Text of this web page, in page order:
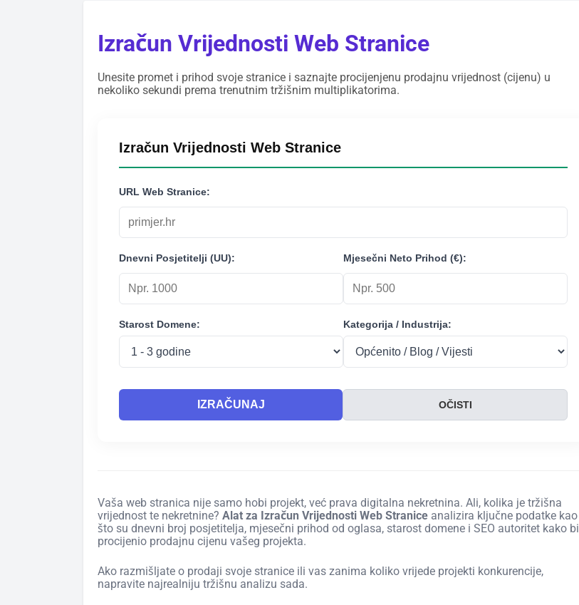
Izračun Vrijednosti Web Stranice
Unesite promet i prihod svoje stranice i saznajte procijenjenu prodajnu vrijednost (cijenu) u
nekoliko sekundi prema trenutnim tržišnim multiplikatorima.
Izračun Vrijednosti Web Stranice
URL Web Stranice:
Dnevni Posjetitelji (UU): Mjesečni Neto Prihod (€):
Starost Domene: Kategorija / Industrija:
IZRAČUNAJ OČISTI
Vaša web stranica nije samo hobi projekt, već prava digitalna nekretnina. Ali, kolika je tržišna
vrijednost te nekretnine? Alat za Izračun Vrijednosti Web Stranice analizira ključne podatke kao
što su dnevni broj posjetitelja, mjesečni prihod od oglasa, starost domene i SEO autoritet kako bi
procijenio prodajnu cijenu vašeg projekta.
Ako razmišljate o prodaji svoje stranice ili vas zanima koliko vrijede projekti konkurencije,
napravite najrealniju tržišnu analizu sada.